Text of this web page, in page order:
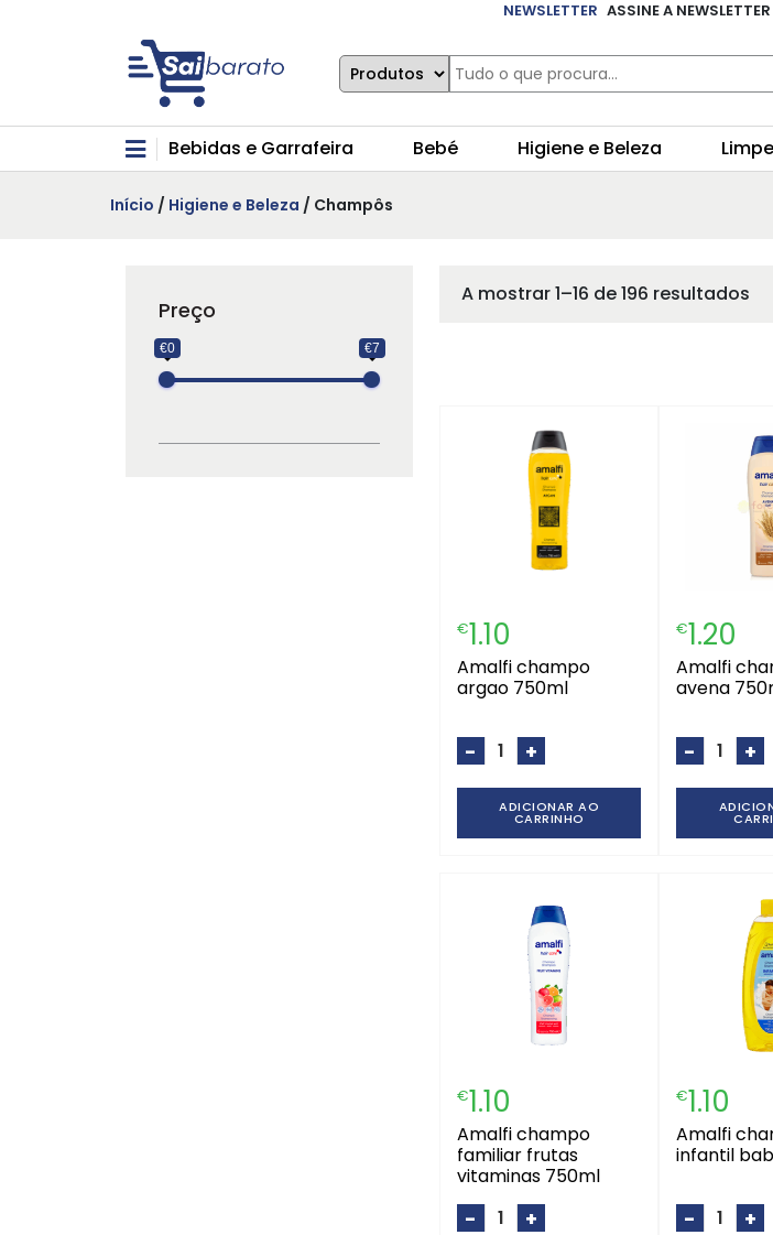
NEWSLETTER ASSINE A
Bebidas e Garrafeira Bebé Higiene e Beleza
Início / Higiene e Beleza / Champôs
Preço
€0 €7
A mostrar 1–16 de 196 resultados
€1.10
amalfi champo
argao 750ml
- +
ADICIONAR AO
CARRINHO
€1.20
amalfi champo
avena
- +
€1.10
amalfi champo
familiar frutas
vitaminas 750ml
- +
€1.10
amalfi champo
infantil
- +